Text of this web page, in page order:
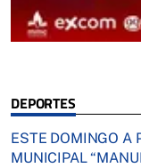
DEPORTES
ESTE DOMINGO A
MUNICIPAL